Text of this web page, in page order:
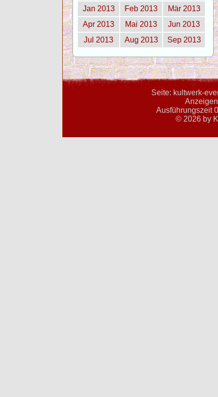
Jan 2013
Feb 2013
Mär 2013
Apr 2013
Mai 2013
Jun 2013
Jul 2013
Aug 2013 Sep 2013
Seite: kultwerk-
Ausführungszeit
© 2026 by